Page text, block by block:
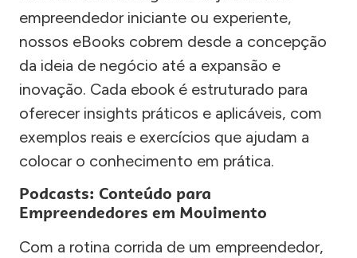
empreendedor iniciante ou experiente,
nossos eBooks cobrem desde a concepção
da ideia de negócio até a expansão e
inovação. Cada ebook é estruturado para
oferecer insights práticos e aplicáveis, com
exemplos reais e exercícios que ajudam a
colocar o conhecimento em prática.
Podcasts: Conteúdo para
Empreendedores em Movimento
Com a rotina corrida de um empreendedor,